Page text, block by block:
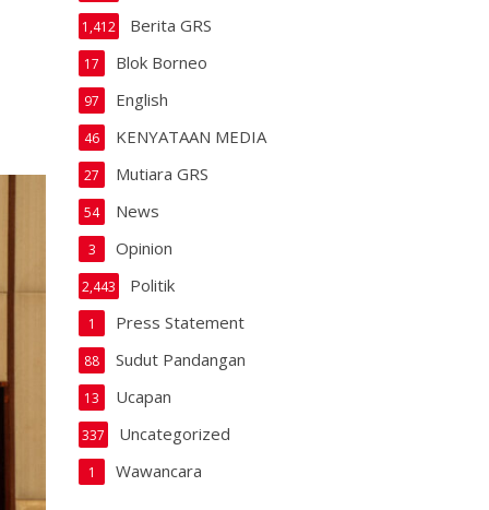
Berita GRS
1,412
Blok Borneo
17
English
97
KENYATAAN MEDIA
46
Mutiara GRS
27
News
54
Opinion
3
Politik
2,443
Press Statement
1
Sudut Pandangan
88
Ucapan
13
Uncategorized
337
Wawancara
1